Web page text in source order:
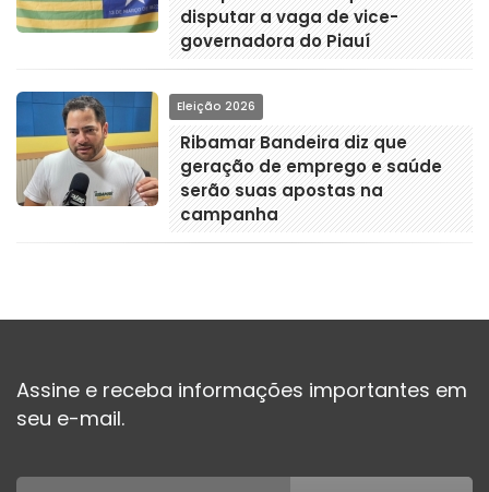
disputar a vaga de vice-
governadora do Piauí
Eleição 2026
Ribamar Bandeira diz que
geração de emprego e saúde
serão suas apostas na
campanha
Assine e receba informações importantes em
seu e-mail.